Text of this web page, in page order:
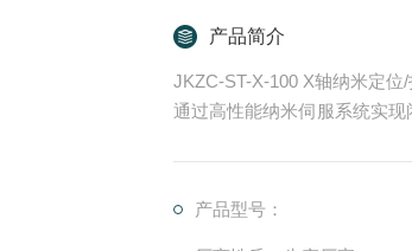
产品简介
JKZC-ST-X-100 X轴纳米定
通过高性能纳米伺服系统实
产品型号：